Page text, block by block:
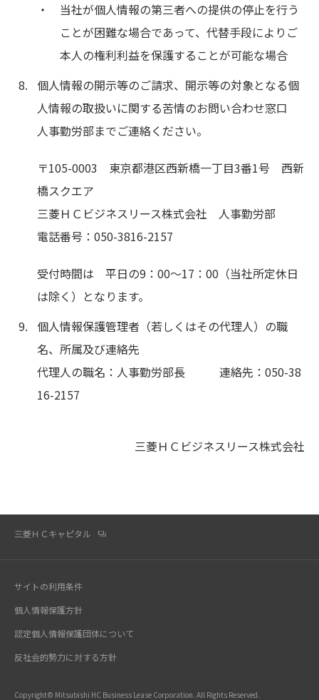
当社が個人情報の第三者への提供の停止を行う
ことが困難な場合であって、代替手段によりご
本人の権利利益を保護することが可能な場合
個人情報の開示等のご請求、開示等の対象となる個
人情報の取扱いに関する苦情のお問い合わせ窓口
人事勤労部までご連絡ください。
〒105-0003 東京都港区西新橋一丁目3番1号 西新
橋スクエア
三菱ＨＣビジネスリース株式会社 人事勤労部
電話番号：050-3816-2157
受付時間は 平日の9：00～17：00（当社所定休日
は除く）となります。
個人情報保護管理者（若しくはその代理人）の職
名、所属及び連絡先
代理人の職名：人事勤労部長 連絡先：050-38
16-2157
三菱ＨＣビジネスリース株式会社
三菱ＨＣキャピタル
サイトの利用条件
個人情報保護方針
認定個人情報保護団体について
反社会的勢力に対する方針
Copyright© Mitsubishi HC Business Lease Corporation. All Rights Reserved.